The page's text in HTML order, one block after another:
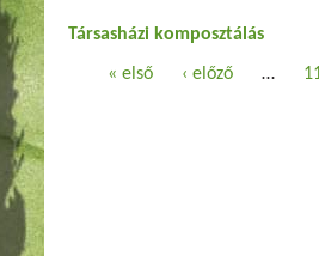
Társasházi komposztálás
Oldalak« első ‹ előző …